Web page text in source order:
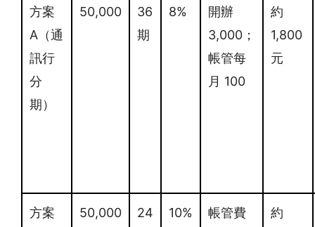
方案
A（通
訊行
分
期）
50,000
36
期
8%
開辦
3,000；
帳管每
月 100
約
1,800
元
方案
50,000
24
10%
帳管費
約